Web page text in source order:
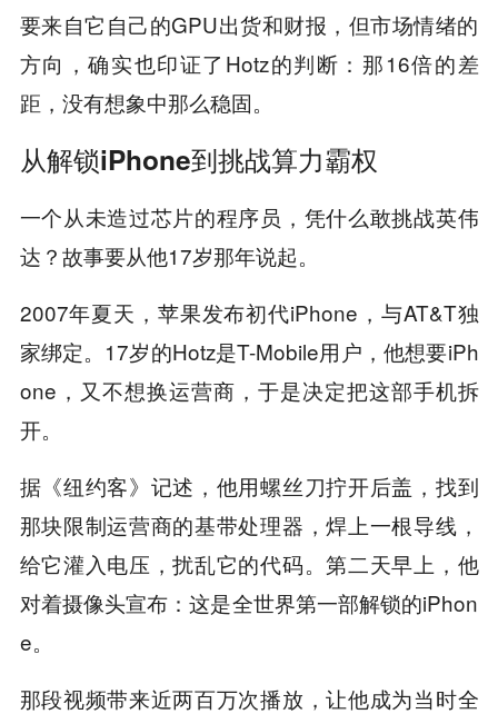
要来自它自己的GPU出货和财报，但市场情绪的
方向，确实也印证了Hotz的判断：那16倍的差
距，没有想象中那么稳固。
从解锁iPhone到挑战算力霸权
一个从未造过芯片的程序员，凭什么敢挑战英伟
达？故事要从他17岁那年说起。
2007年夏天，苹果发布初代iPhone，与AT&T独
家绑定。17岁的Hotz是T-Mobile用户，他想要iPh
one，又不想换运营商，于是决定把这部手机拆
开。
据《纽约客》记述，他用螺丝刀拧开后盖，找到
那块限制运营商的基带处理器，焊上一根导线，
给它灌入电压，扰乱它的代码。第二天早上，他
对着摄像头宣布：这是全世界第一部解锁的iPhon
e。
那段视频带来近两百万次播放，让他成为当时全